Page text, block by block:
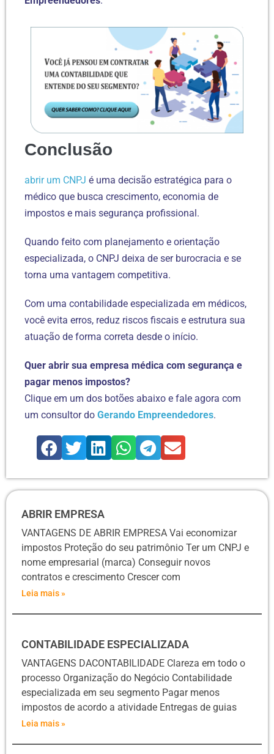
Conclusão
abrir um CNPJ é uma decisão estratégica para o
médico que busca crescimento, economia de
impostos e mais segurança profissional.
Quando feito com planejamento e orientação
especializada, o CNPJ deixa de ser burocracia e se
torna uma vantagem competitiva.
Com uma contabilidade especializada em médicos,
você evita erros, reduz riscos fiscais e estrutura sua
atuação de forma correta desde o início.
Quer abrir sua empresa médica com segurança e
pagar menos impostos?
Clique em um dos botões abaixo e fale agora com
um consultor do Gerando Empreendedores.
ABRIR EMPRESA
VANTAGENS DE ABRIR EMPRESA Vai economizar
impostos Proteção do seu patrimônio Ter um CNPJ e
nome empresarial (marca) Conseguir novos
contratos e crescimento Crescer com
Leia mais »
CONTABILIDADE ESPECIALIZADA
VANTAGENS DACONTABILIDADE Clareza em todo o
processo Organização do Negócio Contabilidade
especializada em seu segmento Pagar menos
impostos de acordo a atividade Entregas de guias
Leia mais »